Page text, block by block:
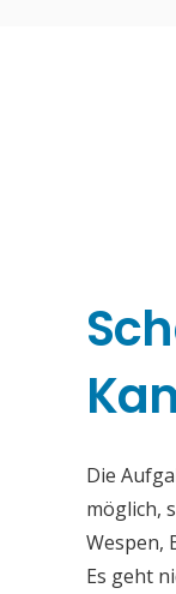
Die
möglich,
Wespen,
Es geht